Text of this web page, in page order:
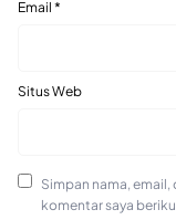
Email *
Situs Web
Simpan nama,
komentar saya